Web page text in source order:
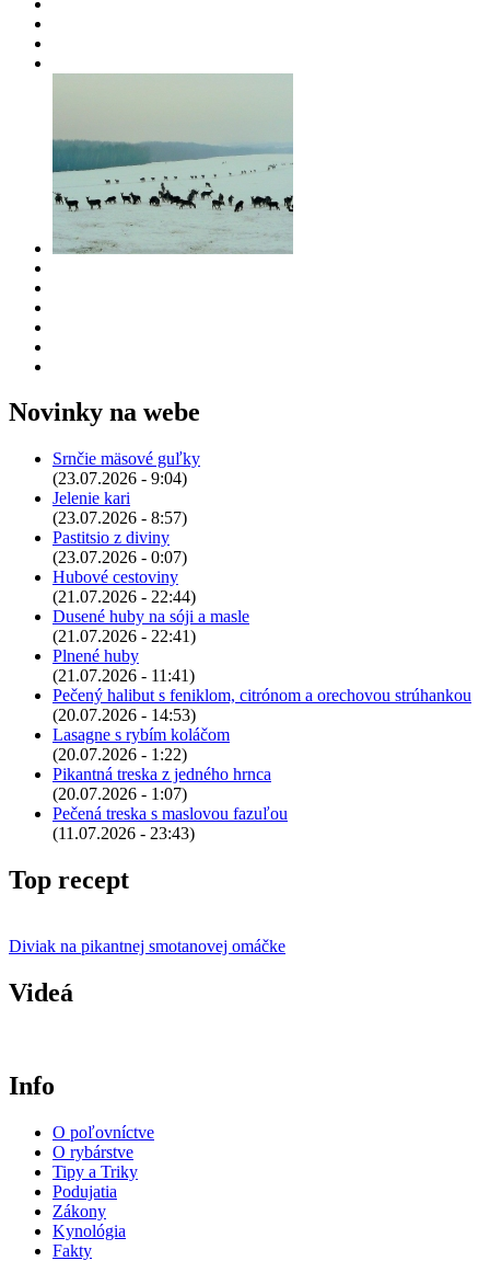
Novinky na webe
Srnčie mäsové guľky
(23.07.2026 - 9:04)
Jelenie kari
(23.07.2026 - 8:57)
Pastitsio z diviny
(23.07.2026 - 0:07)
Hubové cestoviny
(21.07.2026 - 22:44)
Dusené huby na sóji a masle
(21.07.2026 - 22:41)
Plnené huby
(21.07.2026 - 11:41)
Pečený halibut s feniklom, citrónom a orechovou strúhankou
(20.07.2026 - 14:53)
Lasagne s rybím koláčom
(20.07.2026 - 1:22)
Pikantná treska z jedného hrnca
(20.07.2026 - 1:07)
Pečená treska s maslovou fazuľou
(11.07.2026 - 23:43)
Top recept
Diviak na pikantnej smotanovej omáčke
Videá
Info
O poľovníctve
O rybárstve
Tipy a Triky
Podujatia
Zákony
Kynológia
Fakty